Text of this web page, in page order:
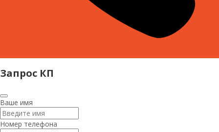
Запрос КП
Ваше имя
Номер телефона